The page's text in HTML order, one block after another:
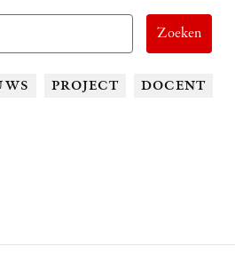
Zoeken
project docent